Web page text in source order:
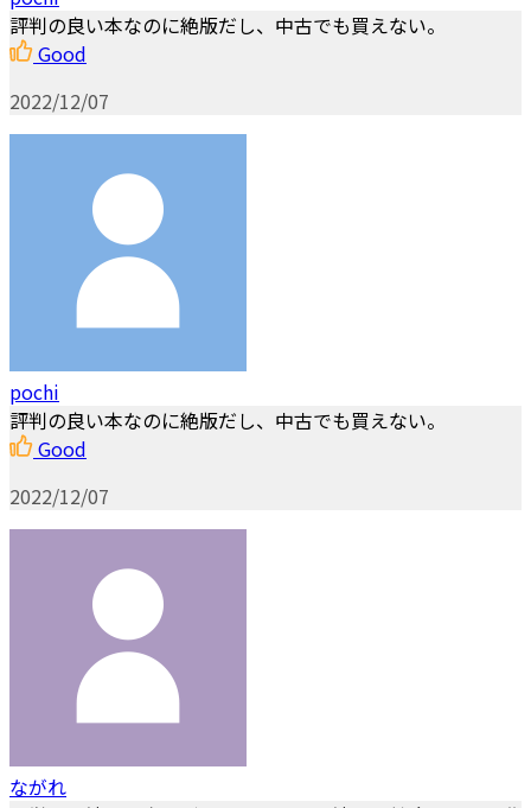
評判の良い本なのに絶版だし、中古でも買えない。
Good
2022/12/07
pochi
評判の良い本なのに絶版だし、中古でも買えない。
Good
2022/12/07
ながれ